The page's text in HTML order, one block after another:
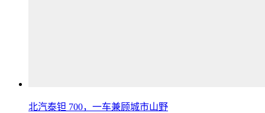
北汽泰钽 700，一车兼顾城市山野